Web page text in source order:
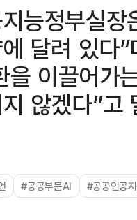
능정부실
달려 있다
이끌어가
않겠다”고
#공공부문AI
#공공인공